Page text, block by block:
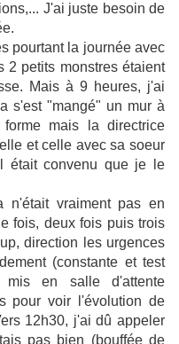
J'ai juste besoin de
pourtant la journée avec
2 petits monstres étaient
Mais à 9 heures, j'ai
s'est "mangé" un mur à
mais la directrice
et celle avec sa soeur
était convenu que je le
n'était vraiment pas en
fois, deux fois puis trois
direction les urgences
(constante et test
en salle d'attente
pour voir l'évolution de
12h30, j'ai dû appeler
pas bien (bouffée de